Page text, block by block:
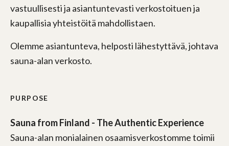
vastuullisesti ja asiantuntevasti verkostoituen ja
kaupallisia yhteistöitä mahdollistaen.
Olemme asiantunteva, helposti lähestyttävä, johtava
sauna-alan verkosto.
PURPOSE
Sauna from Finland - The Authentic Experience
Sauna-alan monialainen osaamisverkostomme toimii